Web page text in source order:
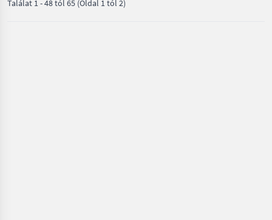
Találat 1-48tól 65 (Oldal 1 tól 2)